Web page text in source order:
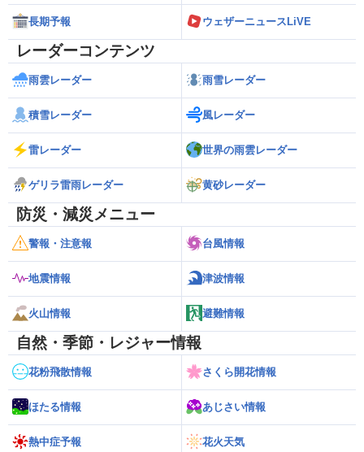
長期予報 ウェザーニュースLiVE
レーダーコンテンツ
雨雲レーダー 雨雪レーダー
積雪レーダー 風レーダー
雷レーダー 世界の雨雲レーダー
ゲリラ雷雨レーダー 黄砂レーダー
防災・減災メニュー
警報・注意報 台風情報
地震情報 津波情報
火山情報 避難情報
自然・季節・レジャー情報
花粉飛散情報 さくら開花情報
ほたる情報 あじさい情報
熱中症予報 花火天気